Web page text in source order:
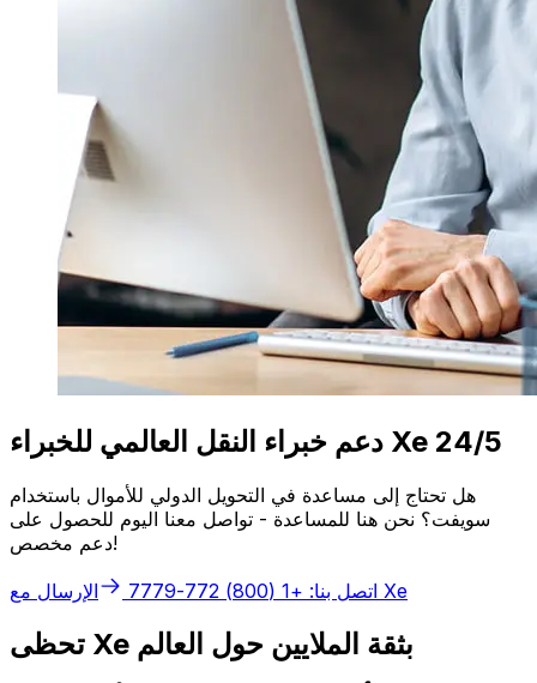
دعم خبراء النقل العالمي للخبراء Xe 24/5
هل تحتاج إلى مساعدة في التحويل الدولي للأموال باستخدام
سويفت؟ نحن هنا للمساعدة - تواصل معنا اليوم للحصول على
دعم مخصص!
اتصل بنا: +1 (800) 772-7779 الإرسال مع Xe
تحظى Xe بثقة الملايين حول العالم